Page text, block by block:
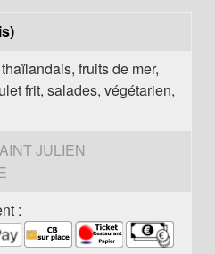
fruits de mer,
frit, salades, végétarien,
JULIEN
: